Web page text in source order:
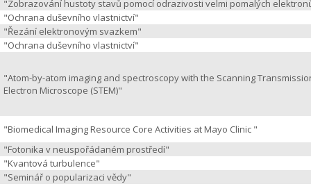
"Zobrazování hustoty stavů pomocí odrazivosti velmi pomalých
"Ochrana duševního vlastnictví"
"Řezání elektronovým svazkem"
"Ochrana duševního vlastnictví"
"Atom-by-atom imaging and spectroscopy with the Scanning
Electron Microscope (STEM)"
"Biomedical Imaging Resource Core Activities at Mayo Clinic "
"Fotonika v neuspořádaném prostředí"
"Kvantová turbulence"
"Seminář o popularizaci vědy"